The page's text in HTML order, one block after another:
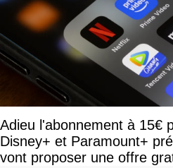
Adieu l'abonnement à 15€
Disney+ et Paramount+
vont proposer une offre